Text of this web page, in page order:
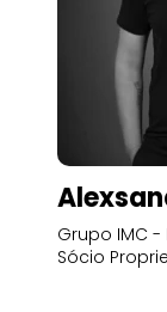
Grupo IMC -
Sócio